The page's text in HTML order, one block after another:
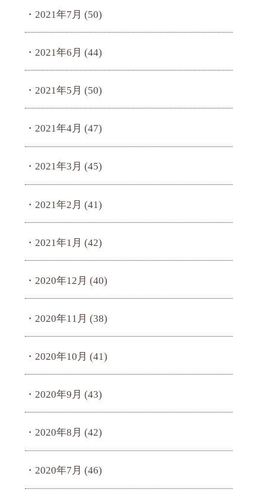
2021年7月 (50)
2021年6月 (44)
2021年5月 (50)
2021年4月 (47)
2021年3月 (45)
2021年2月 (41)
2021年1月 (42)
2020年12月 (40)
2020年11月 (38)
2020年10月 (41)
2020年9月 (43)
2020年8月 (42)
2020年7月 (46)